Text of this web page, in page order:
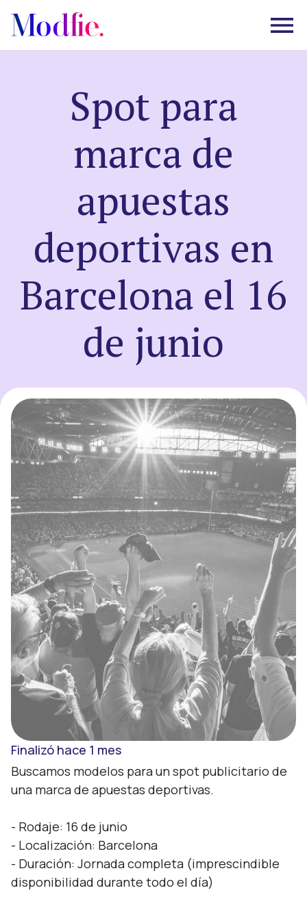
Castings
Sobre nosotros
Preguntas frecuentes
|ES
Registro
Entrar
Spot para
marca de
apuestas
deportivas en
Barcelona el 16
de junio
Finalizó hace 1 mes
Buscamos modelos para un spot publicitario de
una marca de apuestas deportivas.
- Rodaje: 16 de junio
- Localización: Barcelona
- Duración: Jornada completa (imprescindible
disponibilidad durante todo el día)